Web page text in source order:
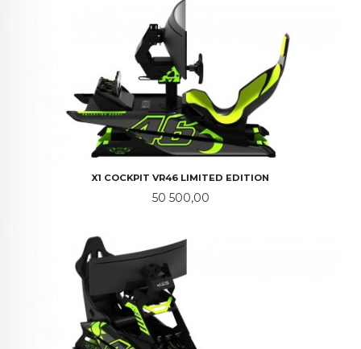
X1 COCKPIT VR46 LIMITED EDITION
Pris
50 500,00